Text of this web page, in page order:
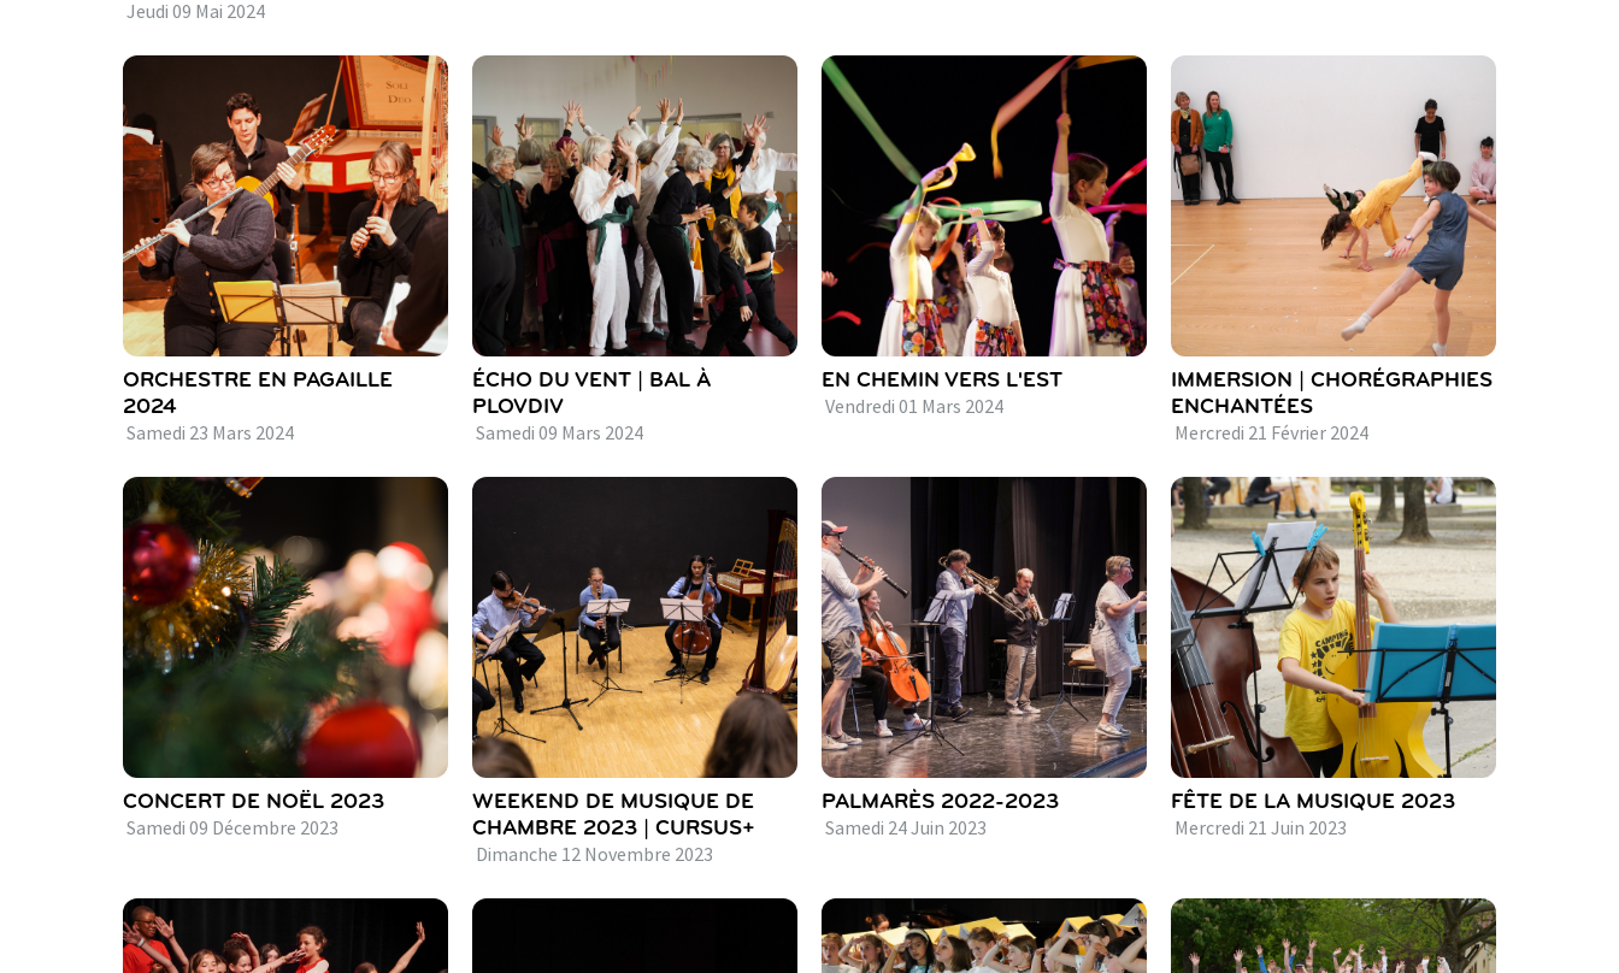
Jeudi 09 Mai 2024
ORCHESTRE EN PAGAILLE
2024
Samedi 23 Mars 2024
ÉCHO DU VENT | BAL À
PLOVDIV
Samedi 09 Mars 2024
EN CHEMIN VERS L'EST
Vendredi 01 Mars 2024
IMMERSION | CHORÉGRAPHIES
ENCHANTÉES
Mercredi 21 Février 2024
CONCERT DE NOËL 2023
Samedi 09 Décembre 2023
WEEKEND DE MUSIQUE DE
CHAMBRE 2023 | CURSUS+
Dimanche 12 Novembre 2023
PALMARÈS 2022-2023
Samedi 24Juin 2023
FÊTE DE LA MUSIQUE 2023
Mercredi 21 Juin 2023